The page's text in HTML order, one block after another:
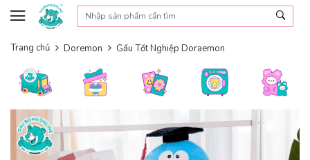
Skip to content
Trang chủ Doremon Gấu Tốt Nghiệp Doraemon